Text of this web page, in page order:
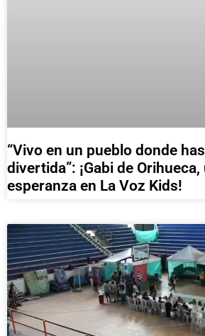
“Vivo en un pueblo donde
divertida”: ¡Gabi de
esperanza en La Voz Kids!